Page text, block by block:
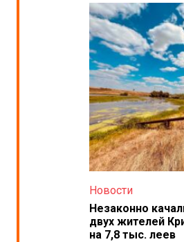
Новости
Незаконно
двух жителей
на 7,8 тыс. леев